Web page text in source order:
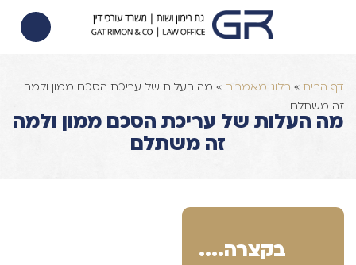
דף הבית »בלוג מאמרים » מה העלות של עריכת הסכם ממון ולמה
זה משתלם
מה העלות של עריכת הסכם ממון ולמה
זה משתלם
בקצרה....